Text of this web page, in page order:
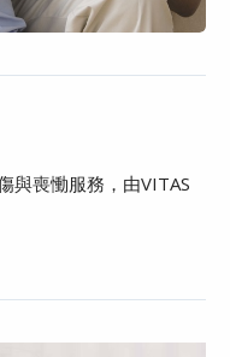
與喪慟服務，由VITAS